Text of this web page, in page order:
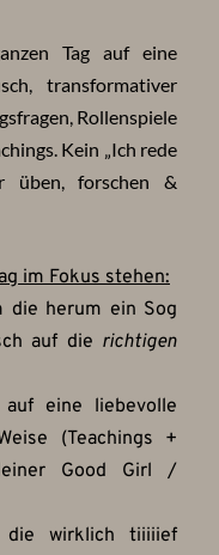
Tag auf eine
transformativer
Rollenspiele
Kein „Ich rede
üben, forschen &
im Fokus stehen:
die herum ein Sog
auf die
auf eine liebevolle
(Teachings +
Good Girl /
die wirklich tiiiiief